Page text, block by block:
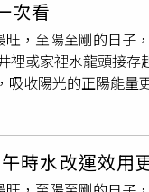
突張力十足，情懷
屹，雙方正面硬
「沒有殼總就沒
下情誼依舊。
化背景，以及創作
感受，「這是我需
元買入一張聯發科
出糾紛時，曾被爆
，妻子「二伯」副
買入一張聯發科，
」為題發問，直言
其他人也留言表示
次看
，至陽至剛的日子
或家裡水龍頭接
收陽光的正陽能量
是五月初五端午
，讓陽光能夠照射
好的家裡。「端午
時水改運效用